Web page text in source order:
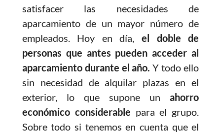
satisfacer las necesidades de
aparcamiento de un mayor número de
empleados. Hoy en día,el doble de
personas que antes pueden acceder al
aparcamiento durante el año. Y todo ello
sin necesidad de alquilar plazas en el
exterior, lo que supone unahorro
económico considerable para el grupo.
Sobre todo si tenemos en cuenta que el